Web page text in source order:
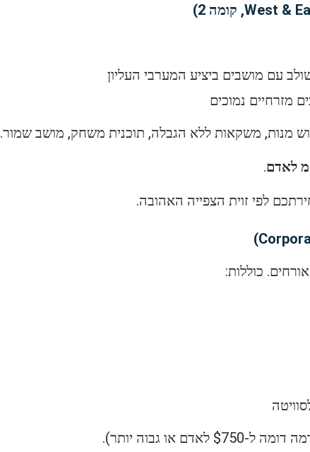
מנות, משקאות ללא הגבלה, תוכנית משחק, מושב שמור.
.
לפי זוית הצפייה האהובה.
או גבוה יותר).